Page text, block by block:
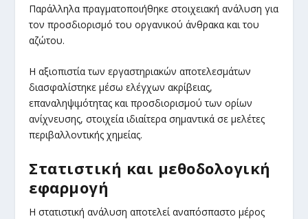
Παράλληλα πραγματοποιήθηκε στοιχειακή ανάλυση για
τον προσδιορισμό του οργανικού άνθρακα και του
αζώτου.
Η αξιοπιστία των εργαστηριακών αποτελεσμάτων
διασφαλίστηκε μέσω ελέγχων ακρίβειας,
επαναληψιμότητας και προσδιορισμού των ορίων
ανίχνευσης, στοιχεία ιδιαίτερα σημαντικά σε μελέτες
περιβαλλοντικής χημείας.
Στατιστική και μεθοδολογική
εφαρμογή
Η στατιστική ανάλυση αποτελεί αναπόσπαστο μέρος